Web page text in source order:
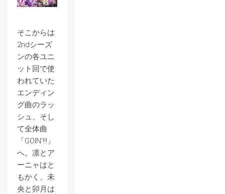
そこからは
2ndシーズ
ンの各ユニ
ット回で使
われていた
エンディン
グ曲のラッ
シュ、そし
て全体曲
「GOIN’!!!」
へ。凛とア
ーニャはと
もかく、未
央と卯月は